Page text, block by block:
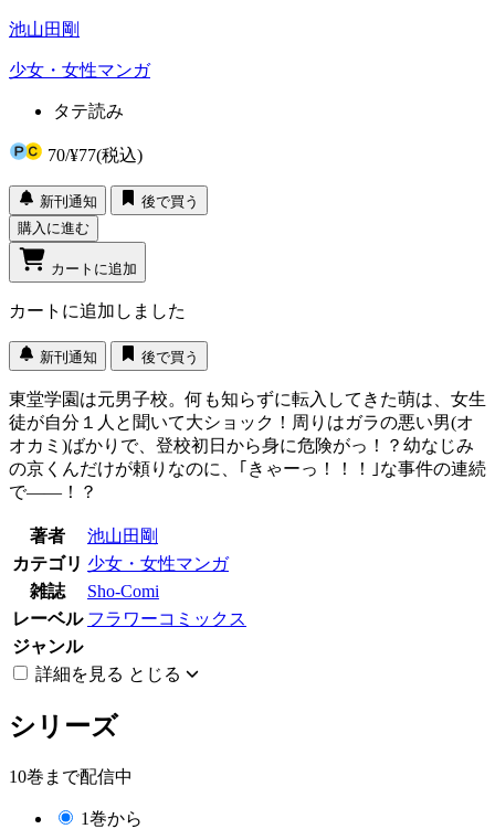
池山田剛
少女・女性マンガ
タテ読み
70/¥77(税込)
新刊通知
後で買う
購入に進む
カートに追加
カートに追加しました
新刊通知 後で買う
東堂学園は元男子校。何も知らずに転入してきた萌は、女生
徒が自分１人と聞いて大ショック！周りはガラの悪い男(オ
オカミ)ばかりで、登校初日から身に危険がっ！？幼なじみ
の京くんだけが頼りなのに、｢きゃーっ！！！｣な事件の連続
で――！？
著者
池山田剛
カテゴリ 少女・女性マンガ
雑誌
Sho-Comi
レーベル フラワーコミックス
ジャンル
詳細を見る とじる
シリーズ
10巻まで配信中
1巻から